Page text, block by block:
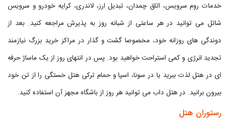
خدمات روم سرویس، اتاق چمدان، تبدیل ارز، لاندری، کرایه خودرو و سرویس
شاتل می توانید در هر ساعتی از شبانه روز به پذیرش مراجعه کنید. بعد از
دوندگی های روزانه خود، مخصوصا گشت و گذار در مراکز خرید بزرگ نیازمند
تجدید انرژی و کمی استراحت خواهید بود. پس در انتهای روز از یک ماساژ حرفه
ای در هتل لذت ببرید یا در سونا، اسپا و حمام ترکی هتل خستگی را از تن خود
بیرون برانید. در هتل داب می توانید هر روز از باشگاه مجهز آن استفاده کنید.
رستوران هتل